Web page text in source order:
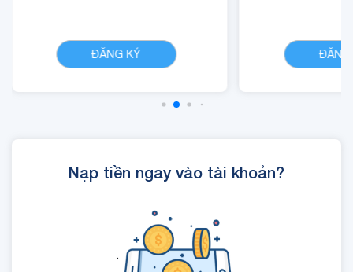
ĐĂNG KÝ ĐĂNG
Nạp tiền ngay vào tài khoản?
.